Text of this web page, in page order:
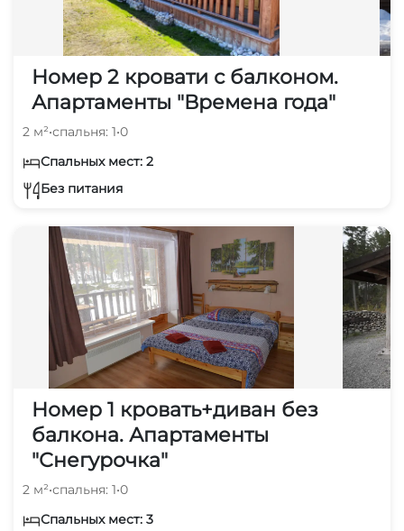
Номер 2 кровати с балконом.
Апартаменты "Времена года"
2 м²•спальня: 1•0
Спальных мест: 2
Без питания
Номер 1 кровать+диван без
балкона. Апартаменты
"Снегурочка"
2 м²•спальня: 1•0
Спальных мест: 3